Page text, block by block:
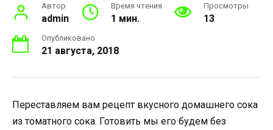
Автор
admin
Время чтения
1 мин.
Просмотры
13
Опубликовано
21 августа, 2018
Переставляем вам рецепт вкусного домашнего сока
из томатного сока. Готовить мы его будем без